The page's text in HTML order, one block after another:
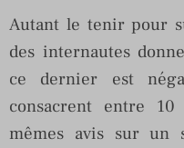
Autant le tenir pour
des internautes
ce dernier est
consacrent entre
mêmes avis sur un